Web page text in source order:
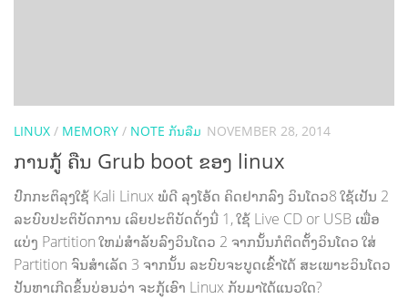
LINUX / MEMORY / NOTE ກັນລືມ NOVEMBER 28, 2014
ການກູ້ ຄືນ Grub boot ຂອງ linux
ປົກກະຕິລຸງໃຊ້ Kali Linux ພໍດີ ລຸງໂອ້ດ ຄິດຢາກລົງ ວິນໂດວ8 ໃຊ້ເປັນ 2
ລະບົບປະຕິບັດການ ເລິຍປະຕິບັດດັ່ງນີ່ 1, ໃຊ້ Live CD or USB ເພື່ອ
ແບ່ງ Partition ໃຫມ່ສຳລັບລົງວິນໂດວ 2 ຈາກນັ້ນກໍຕິດຕັ້ງວິນໂດວ ໃສ່
Partition ຈົນສຳເລັດ 3 ຈາກນັ້ນ ລະບົບຈະບູດເຂົ້າໄດ້ ສະເພາະວິນໂດວ
ປັນຫາເກີດຂຶ້ນບ່ອນວ່າ ຈະກູ້ເອົາ Linux ກັບມາໄດ້ແນວໃດ?